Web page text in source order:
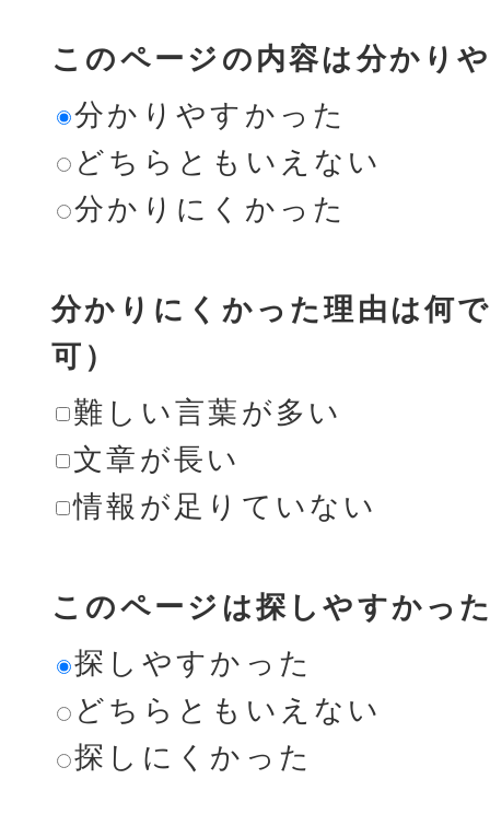
このページの内容は分かり
分かりやすかった
どちらともいえない
分かりにくかった
分かりにくかった理由は何
可）
難しい言葉が多い
文章が長い
情報が足りていない
このページは探しやすかっ
探しやすかった
どちらともいえない
探しにくかった